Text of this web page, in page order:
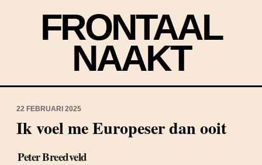
FRONTAAL
NAAKT
22 FEBRUARI 2025
Ik voel me Europeser dan ooit
Peter Breedveld